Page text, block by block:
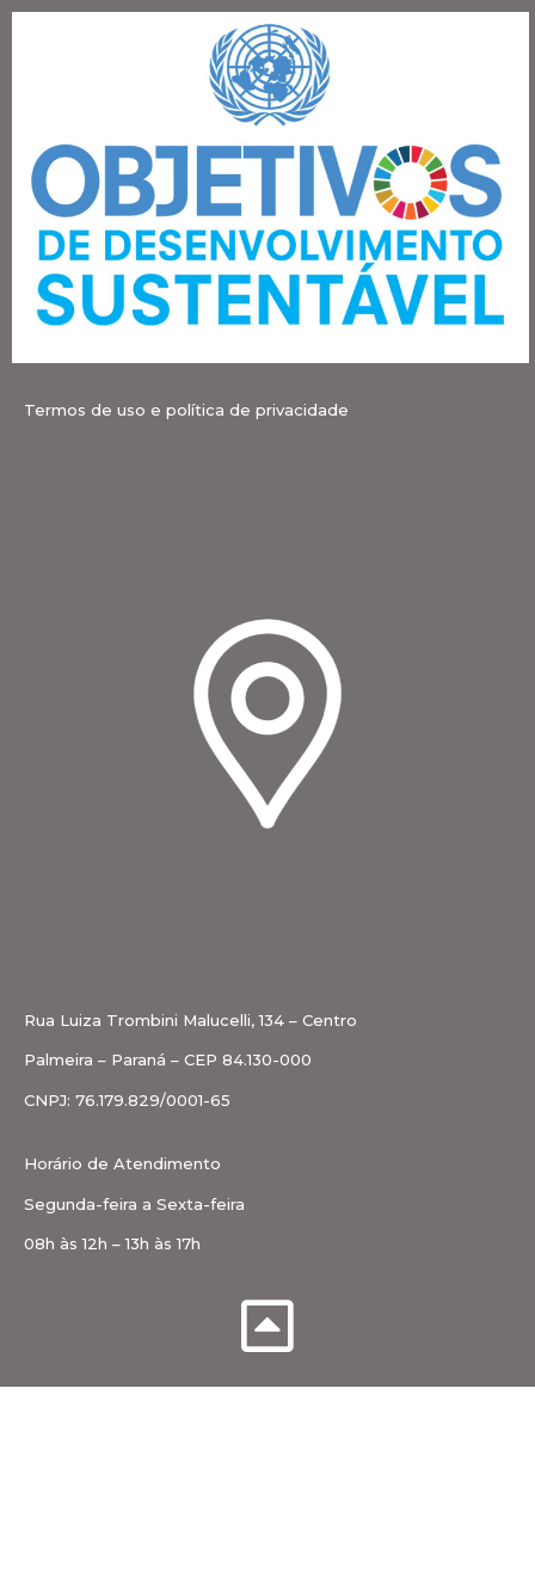
Termos de uso e política de privacidade
Rua Luiza Trombini Malucelli, 134 – Centro
Palmeira – Paraná – CEP 84.130-000
CNPJ: 76.179.829/0001-65
Horário de Atendimento
Segunda-feira a Sexta-feira
08h às 12h – 13h às 17h